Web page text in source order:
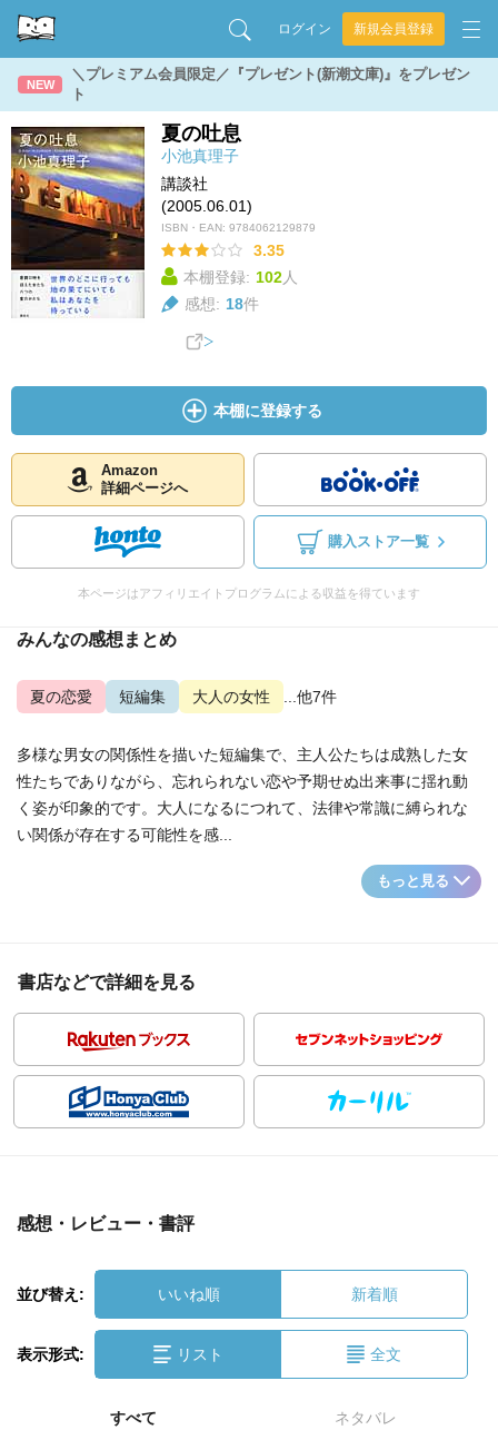
ログイン 新規会員登録
NEW
＼プレミアム会員限定／『プレゼント(新潮文庫)』をプレゼン
ト
夏の吐息
小池真理子
講談社
(2005.06.01)
ISBN・EAN: 9784062129879
3.35
本棚登録: 102人
感想: 18件
本棚に登録する
Amazon
詳細ページへ
購入ストア一覧
本ページはアフィリエイトプログラムによる収益を得ています
みんなの感想まとめ
夏の恋愛 短編集 大人の女性 ...他7件
多様な男女の関係性を描いた短編集で、主人公たちは成熟した女
性たちでありながら、忘れられない恋や予期せぬ出来事に揺れ動
く姿が印象的です。大人になるにつれて、法律や常識に縛られな
い関係が存在する可能性を感...
もっと見る
書店などで詳細を見る
感想・レビュー・書評
並び替え: いいね順 新着順
表示形式: リスト 全文
すべて ネタバレ